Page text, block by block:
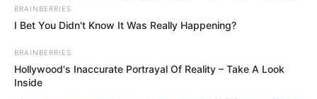
BRAINBERRIES
I Bet You Didn't Know It Was Really Happening?
BRAINBERRIES
Hollywood's Inaccurate Portrayal Of Reality – Take A Look
Inside